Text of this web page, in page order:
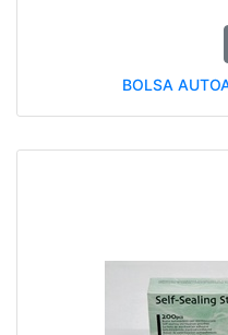
BOLSA